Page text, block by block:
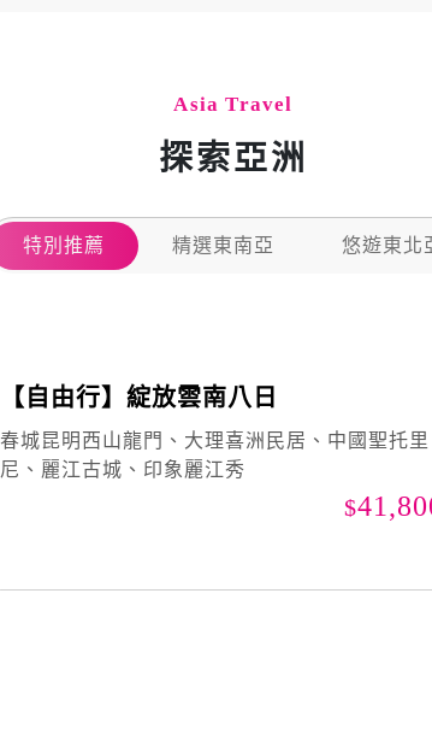
Asia Travel
探索亞洲
特別推薦 精選東南亞 悠遊東北
【自由行】綻放雲南八日
春城昆明西山龍門、大理喜洲民居、中國聖托里
尼、麗江古城、印象麗江秀